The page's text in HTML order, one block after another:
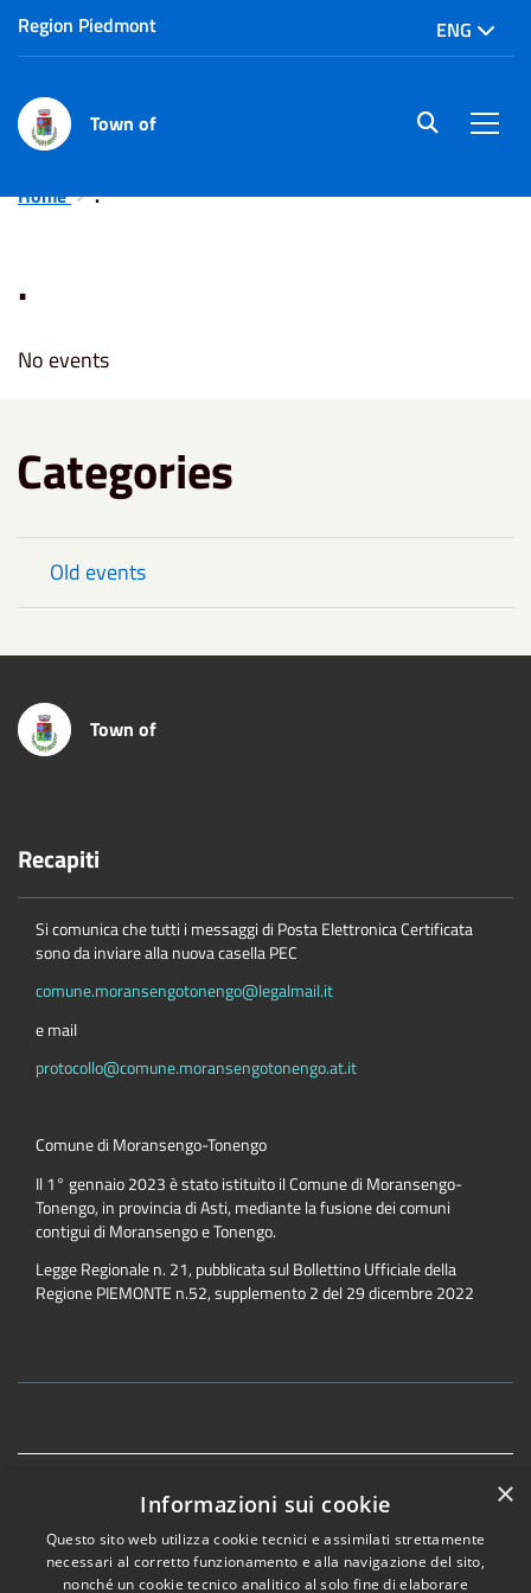
Region Piedmont ENG
Town of site.searc
Home .
.
No events
Categories
Old events
Town of
Recapiti
Si comunica che tutti i messaggi di Posta Elettronica Certificata
sono da inviare alla nuova casella PEC
comune.moransengotonengo@legalmail.it
e mail
protocollo@comune.moransengotonengo.at.it
Comune di Moransengo-Tonengo
Il 1° gennaio 2023 è stato istituito il Comune di Moransengo-
Tonengo, in provincia di Asti, mediante la fusione dei comuni
contigui di Moransengo e Tonengo.
Legge Regionale n. 21, pubblicata sul Bollettino Ufficiale della
Regione PIEMONTE n.52, supplemento 2 del 29 dicembre 2022
Dichiarazione di accessibilità
×
Informazioni sui cookie
Questo sito web utilizza cookie tecnici e assimilati strettamente
necessari al corretto funzionamento e alla navigazione del sito,
nonché un cookie tecnico analitico al solo fine di elaborare